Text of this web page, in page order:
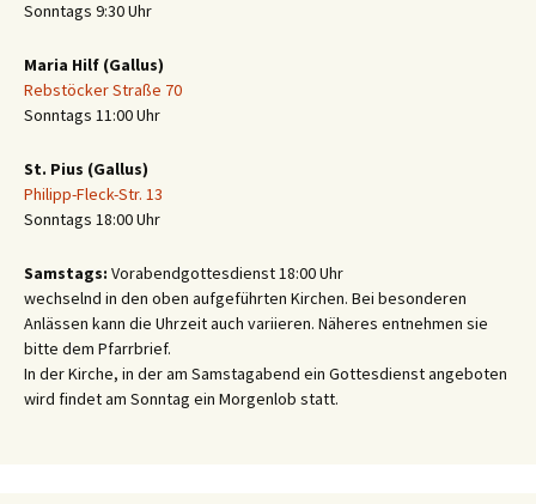
Sonntags 9:30 Uhr
Maria Hilf (Gallus)
Rebstöcker Straße 70
Sonntags 11:00 Uhr
St. Pius (Gallus)
Philipp-Fleck-Str. 13
Sonntags 18:00 Uhr
Samstags: Vorabendgottesdienst 18:00 Uhr
wechselnd in den oben aufgeführten Kirchen. Bei besonderen
Anlässen kann die Uhrzeit auch variieren. Näheres entnehmen sie
bitte dem Pfarrbrief.
In der Kirche, in der am Samstagabend ein Gottesdienst angeboten
wird findet am Sonntag ein Morgenlob statt.